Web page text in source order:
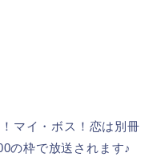
マイ・ボス！恋は別冊
の枠で放送されます♪